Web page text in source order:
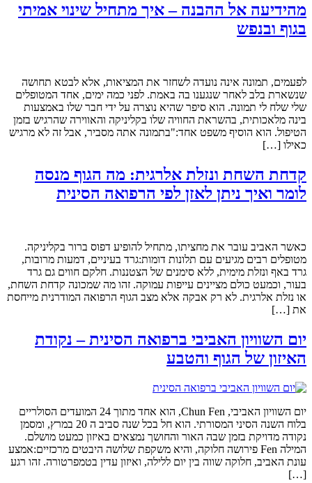
מהידיעה אל ההבנה – איך מתחיל שינוי אמיתי
בגוף ובנפש
לפעמים, תמונה אינה נועדה לשחזר את המציאות, אלא לבטא תחושה
שנשארת בלב לאחר שנגענו בה באמת. לפני כמה ימים, אחד המטופלים
שלי שלח לי תמונה. הוא סיפר שהיא נוצרה על ידי חבר שלו באמצעות
בינה מלאכותית, בהשראת החוויה שלו בקליניקה והאווירה שהרגיש בזמן
הטיפול. הוא הוסיף משפט אחד:"בתמונה אתה מסביר, אבל זה לא מרגיש
כאילו […]
קדחת השחת ונזלת אלרגית: מה הגוף מנסה
לומר ואיך ניתן לאזן לפי הרפואה הסינית
כאשר האביב עובר את מחציתו, מתחיל להופיע דפוס ברור בקליניקה.
מטופלים רבים מגיעים עם תלונות דומות:גרד בעיניים, דמעות מרובות,
גרד באף ונזלת מימית, ללא סימנים של הצטננות. חלקם חווים גם גרד
בעור, וכמעט כולם מציינים עייפות עמוקה. זהו מה שמכונה קדחת השחת,
או נזלת אלרגית. לא רק אבקה אלא מצב הגוף הרפואה המודרנית מייחסת
את […]
יום השוויון האביבי ברפואה הסינית – נקודת
האיזון של הגוף והטבע
יום השוויון האביבי, Chun Fen, הוא אחד מתוך 24 המועדים הסולריים
בלוח השנה הסיני המסורתי. הוא חל בכל שנה סביב ה 20 במרץ, ומסמן
נקודה מדויקת בזמן שבה האור והחושך נמצאים באיזון כמעט מושלם.
המילה Fen פירושה חלוקה, והיא משקפת שלושה היבטים מרכזיים:אמצע
עונת האביב, חלוקה שווה בין יום ללילה, ואיזון עדין בטמפרטורה. זהו רגע
[…]